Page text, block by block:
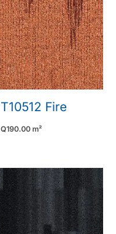
T10512 Fire
Q190.00m²